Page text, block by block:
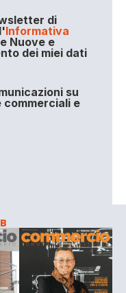
di
Informativa
Nuove e
dei miei dati
su
e